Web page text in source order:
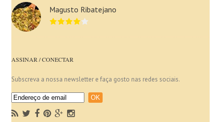
Magusto Ribatejano
ASSINAR / CONECTAR
Subscreva a nossa newsletter e faça gosto nas redes sociais.